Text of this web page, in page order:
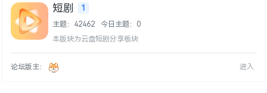
短剧 1
主题：42462
今日主题：0
本版块为云盘短剧分享板块
论坛版主： 进入